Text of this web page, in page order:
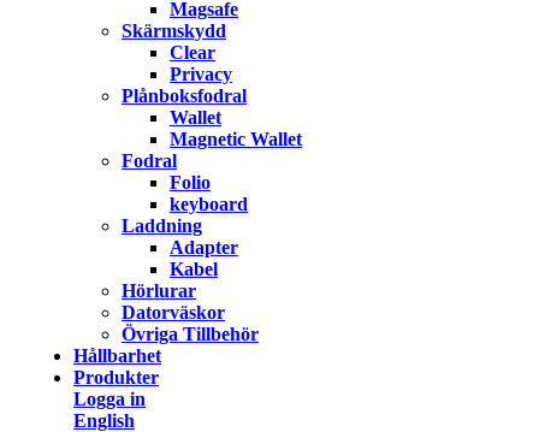
Magsafe
Skärmskydd
Clear
Privacy
Plånboksfodral
Wallet
Magnetic Wallet
Fodral
Folio
keyboard
Laddning
Adapter
Kabel
Hörlurar
Datorväskor
Övriga Tillbehör
Hållbarhet
Produkter
Logga in
English